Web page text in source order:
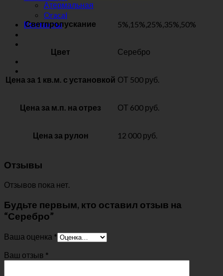
Атермальная
Oracal
Контакты
Светпропускание 5%,15%,25%,35%,50%
Цвет Серебро
Цена за 1 кв.м. с установкой ОТ 500 руб.
Цена за м.п. на отрез ОТ 600 руб.
Цена за рулон 12 000 руб.
Отзывы
Отзывов пока нет.
Будьте первым, кто оставил отзыв на
“Серебро”
Ваша оценка *
Ваш отзыв *